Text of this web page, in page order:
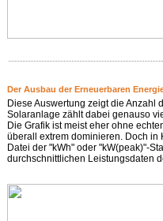
Der Ausbau der Erneuerbaren
Diese Auswertung zeigt die Anzahl
Solaranlage zählt dabei genauso
Die Grafik ist meist eher ohne
überall extrem dominieren. Doch in
Datei der "kWh" oder "kW(peak)"-
durchschnittlichen Leistungsdaten